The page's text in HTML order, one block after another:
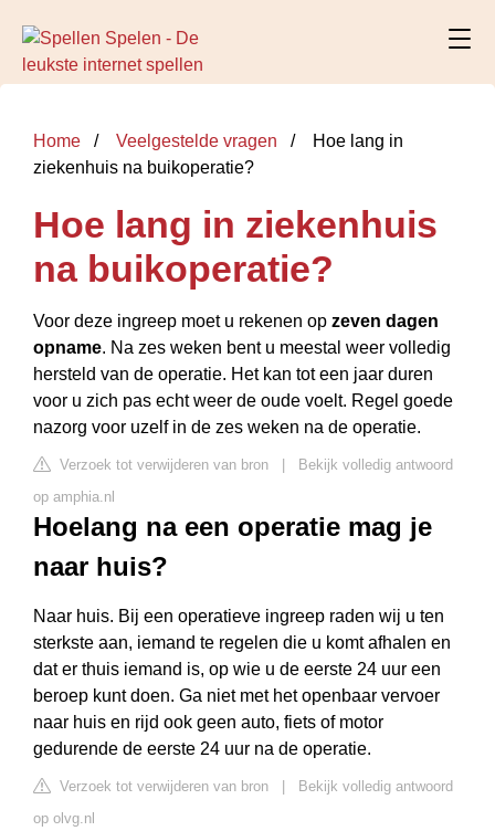
Home Veelgestelde vragen
Hoe lang in
ziekenhuis na buikoperatie?
Hoe lang in ziekenhuis
na buikoperatie?
Voor deze ingreep moet u rekenen op zeven dagen
opname. Na zes weken bent u meestal weer volledig
hersteld van de operatie. Het kan tot een jaar duren
voor u zich pas echt weer de oude voelt. Regel goede
nazorg voor uzelf in de zes weken na de operatie.
Verzoek tot verwijderen van bron
Bekijk volledig antwoord
op amphia.nl
Hoelang na een operatie mag je
naar huis?
Naar huis. Bij een operatieve ingreep raden wij u ten
sterkste aan, iemand te regelen die u komt afhalen en
dat er thuis iemand is, op wie u de eerste 24 uur een
beroep kunt doen. Ga niet met het openbaar vervoer
naar huis en rijd ook geen auto, fiets of motor
gedurende de eerste 24 uur na de operatie.
Verzoek tot verwijderen van bron
Bekijk volledig antwoord
op olvg.nl